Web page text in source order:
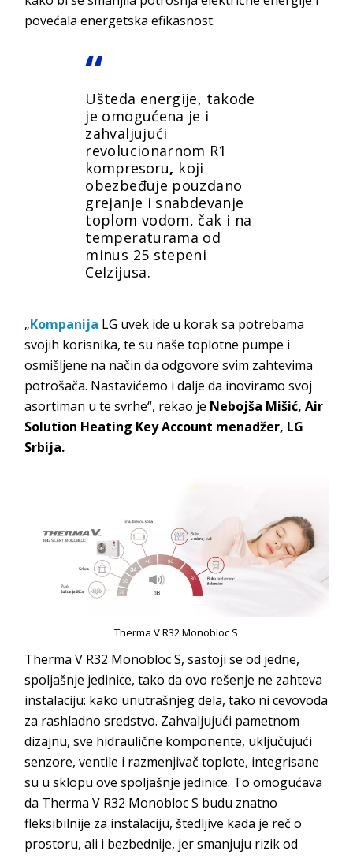
povećala energetska efikasnost.
Ušteda energije, takođe
je omogućena je i
zahvaljujući
revolucionarnom R1
kompresoru, koji
obezbeđuje pouzdano
grejanje i snabdevanje
toplom vodom, čak i na
temperaturama od
minus 25 stepeni
Celzijusa.
„Kompanija LG uvek ide u korak sa potrebama
svojih korisnika, te su naše toplotne pumpe i
osmišljene na način da odgovore svim zahtevima
potrošača. Nastavićemo i dalje da inoviramo svoj
asortiman u te svrhe“, rekao je Nebojša Mišić, Air
Solution Heating Key Account menadžer, LG
Srbija.
Therma V R32 Monobloc S
Therma V R32 Monobloc S, sastoji se od jedne,
spoljašnje jedinice, tako da ovo rešenje ne zahteva
instalaciju: kako unutrašnjeg dela, tako ni cevovoda
za rashladno sredstvo. Zahvaljujući pametnom
dizajnu, sve hidraulične komponente, uključujući
senzore, ventile i razmenjivač toplote, integrisane
su u sklopu ove spoljašnje jedinice. To omogućava
da Therma V R32 Monobloc S budu znatno
fleksibilnije za instalaciju, štedljive kada je reč o
prostoru, ali i bezbednije, jer smanjuju rizik od